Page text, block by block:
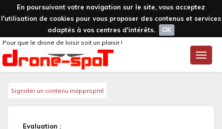
En poursuivant votre navigation sur le site, vous acceptez
l'utilisation de cookies pour vous proposer des contenus et services
adaptés à vos centres d'intérêts.
OK
Toggle
Pour que le drone de loisir soit un plaisir !
Signaler un contenu inapproprié
Evaluation :